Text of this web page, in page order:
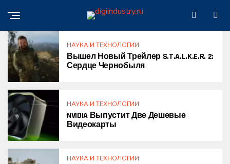
НАУКА И ТЕХНОЛОГИИ
Вышел Новый Трейлер S.T.A.L.K.E.R. 2:
Сердце Чернобыля
НАУКА И ТЕХНОЛОГИИ
NVIDIA Выпустит Две Дешевые
Видеокарты
НАУКА И ТЕХНОЛОГИИ